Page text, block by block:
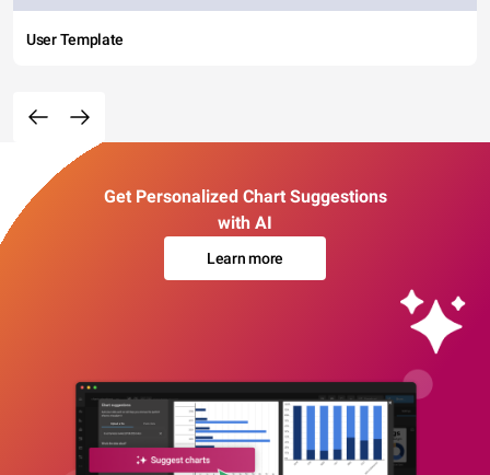
User Template
Get Personalized Chart Suggestions
with AI
Learn more